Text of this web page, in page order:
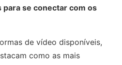
se conectar com os
de vídeo disponíveis,
como as mais